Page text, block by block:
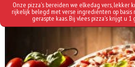
Onze pizza's bereiden we elkedag vers, lekker
rijkelijk belegd met verse ingrediénten op
geraspte kaas. Bij vlees pizza's krijgt u 1